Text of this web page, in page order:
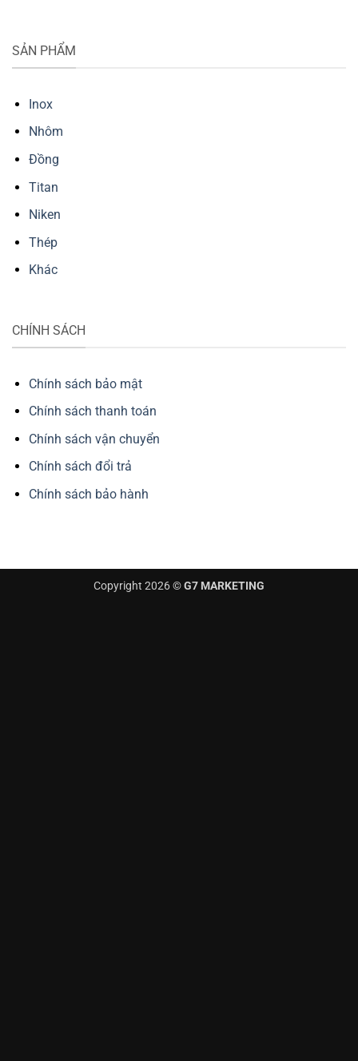
SẢN PHẨM
Inox
Nhôm
Đồng
Titan
Niken
Thép
Khác
CHÍNH SÁCH
Chính sách bảo mật
Chính sách thanh toán
Chính sách vận chuyển
Chính sách đổi trả
Chính sách bảo hành
Copyright 2026 ©G7 MARKETING